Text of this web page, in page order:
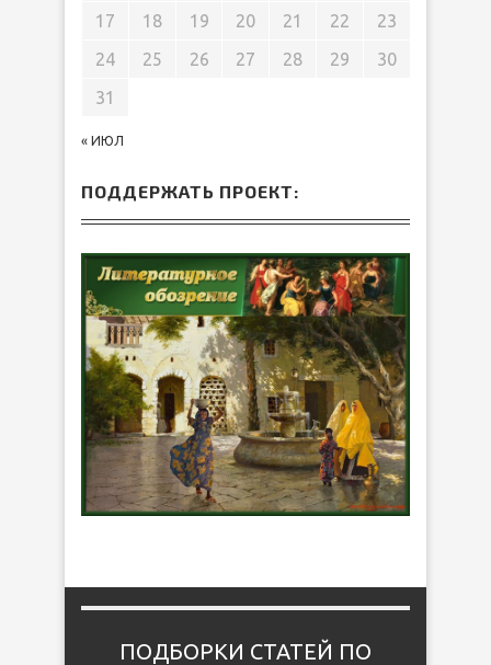
« ИЮЛ
17
18 19 20 21 22
23
24
25 26 27 28 29
30
31
ПОДДЕРЖАТЬ ПРОЕКТ:
ПОДБОРКИ СТАТЕЙ ПО